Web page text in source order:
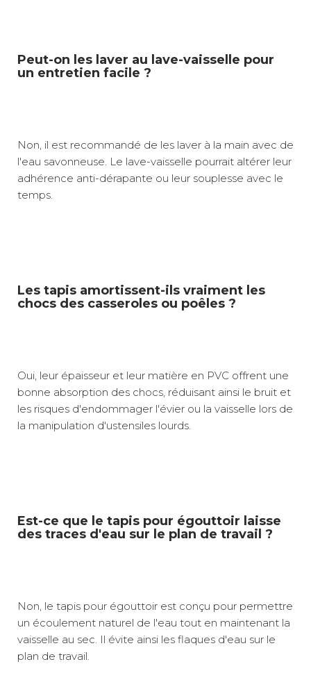
Peut-on les laver au lave-vaisselle pour
un entretien facile ?
Non, il est recommandé de les laver à la main avec de
l'eau savonneuse. Le lave-vaisselle pourrait altérer leur
adhérence anti-dérapante ou leur souplesse avec le
temps.
Les tapis amortissent-ils vraiment les
chocs des casseroles ou poêles ?
Oui, leur épaisseur et leur matière en PVC offrent une
bonne absorption des chocs, réduisant ainsi le bruit et
les risques d'endommager l'évier ou la vaisselle lors de
la manipulation d'ustensiles lourds.
Est-ce que le tapis pour égouttoir laisse
des traces d'eau sur le plan de travail ?
Non, le tapis pour égouttoir est conçu pour permettre
un écoulement naturel de l'eau tout en maintenant la
vaisselle au sec. Il évite ainsi les flaques d'eau sur le
plan de travail.